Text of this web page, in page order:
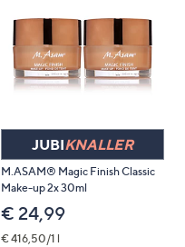
JUBIKNALLER
M.ASAM® Magic Finish Classic
Make-up 2x 30ml
€ 24,99
€ 416,50/1 l